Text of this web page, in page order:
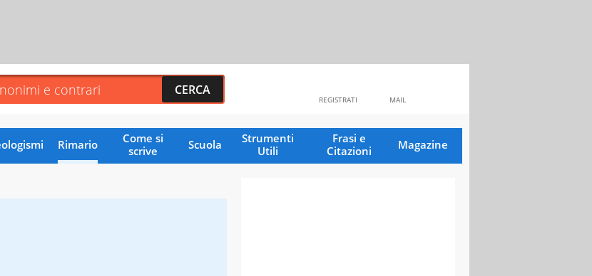
MAIL
REGISTRATI
Rimario
Come si
scrive
Scuola
Strumenti
Utili
Frasi e
Citazioni
Magazine